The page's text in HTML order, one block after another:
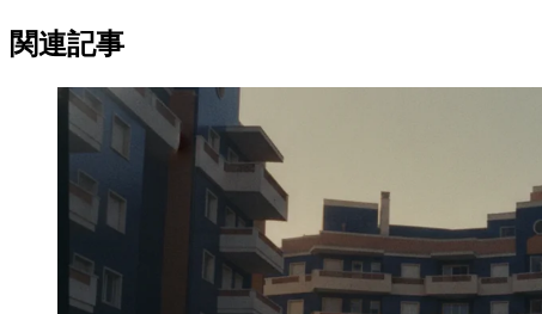
関連記事